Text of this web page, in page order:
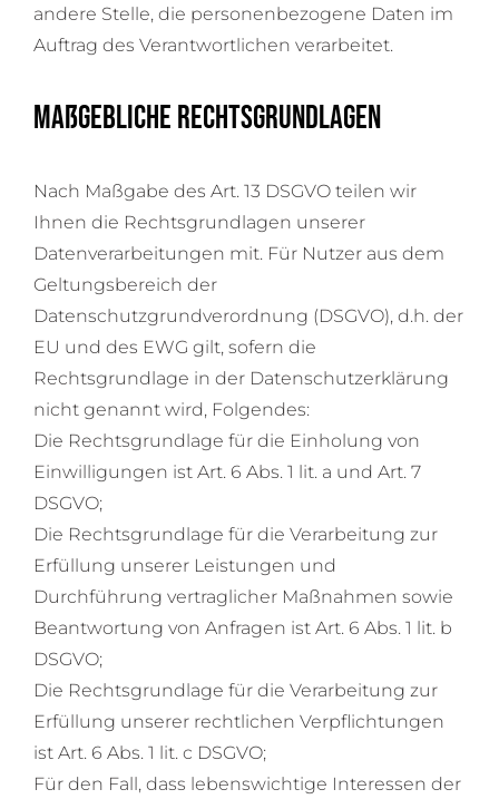
andere Stelle, die personenbezogene Daten im
Auftrag des Verantwortlichen verarbeitet.
Maßgebliche Rechtsgrundlagen
Nach Maßgabe des Art. 13 DSGVO teilen wir
Ihnen die Rechtsgrundlagen unserer
Datenverarbeitungen mit. Für Nutzer aus dem
Geltungsbereich der
Datenschutzgrundverordnung (DSGVO), d.h. der
EU und des EWG gilt, sofern die
Rechtsgrundlage in der Datenschutzerklärung
nicht genannt wird, Folgendes:
Die Rechtsgrundlage für die Einholung von
Einwilligungen ist Art. 6 Abs. 1 lit. a und Art. 7
DSGVO;
Die Rechtsgrundlage für die Verarbeitung zur
Erfüllung unserer Leistungen und
Durchführung vertraglicher Maßnahmen sowie
Beantwortung von Anfragen ist Art. 6 Abs. 1 lit. b
DSGVO;
Die Rechtsgrundlage für die Verarbeitung zur
Erfüllung unserer rechtlichen Verpflichtungen
ist Art. 6 Abs. 1 lit. c DSGVO;
Für den Fall, dass lebenswichtige Interessen der